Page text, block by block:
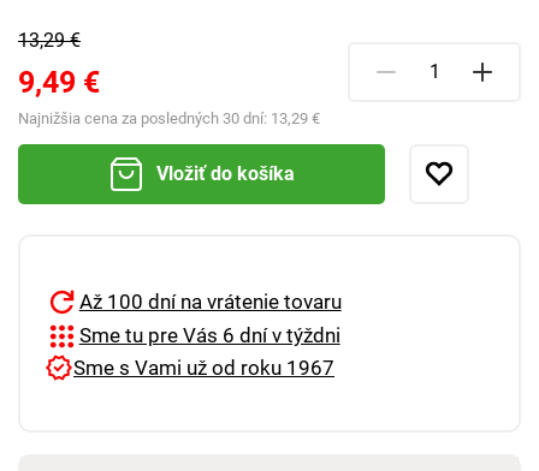
13,29 €
9,49 €
Najnižšia cena za posledných 30 dní: 13,29 €
Vložiť do košíka
Až 100 dní na vrátenie tovaru
Sme tu pre Vás 6 dní v týždni
Sme s Vami už od roku 1967